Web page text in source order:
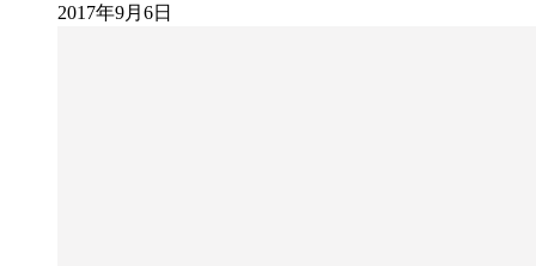
2017年9月6日